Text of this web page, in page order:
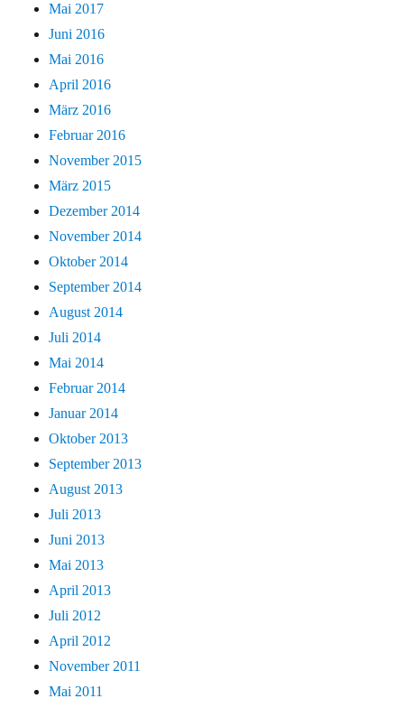
Mai 2017
Juni 2016
Mai 2016
April 2016
März 2016
Februar 2016
November 2015
März 2015
Dezember 2014
November 2014
Oktober 2014
September 2014
August 2014
Juli 2014
Mai 2014
Februar 2014
Januar 2014
Oktober 2013
September 2013
August 2013
Juli 2013
Juni 2013
Mai 2013
April 2013
Juli 2012
April 2012
November 2011
Mai 2011